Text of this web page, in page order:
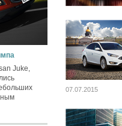
Juke,
07.07.2015